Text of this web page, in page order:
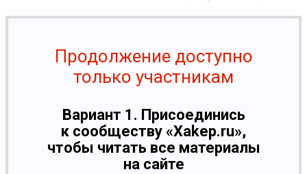
Продолжение доступно
только участникам
Вариант 1. Присоединись
к сообществу «Xakep.ru»,
чтобы читать все материалы
на сайте